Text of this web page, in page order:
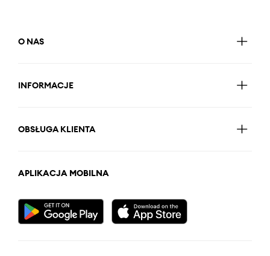
O NAS
INFORMACJE
OBSŁUGA KLIENTA
APLIKACJA MOBILNA